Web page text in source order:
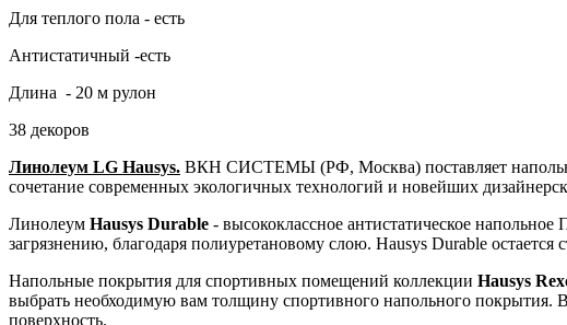
Для теплого пола - есть
Антистатичный -есть
Длина - 20 м рулон
38 декоров
Линолеум LG Hausys. ВКН СИСТЕМЫ (РФ, Москва) поставляет
сочетание современных экологичных технологий и новейших
Линолеум Hausys Durable - высококлассное антистатическое
загрязнению, благодаря полиуретановому слою. Hausys Durable
Напольные покрытия для спортивных помещений коллекции Hausys
выбрать необходимую вам толщину спортивного напольного
поверхность.